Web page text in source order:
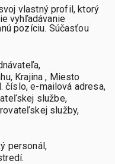
vlastný profil, ktorý
vyhľadávanie
pozíciu. Súčasťou
Krajina , Miesto
číslo, e-mailová adresa,
službe,
služby,
personál,